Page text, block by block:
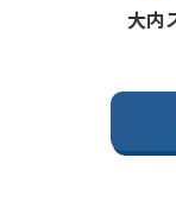
第5回
大内